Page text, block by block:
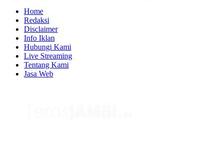
Home
Redaksi
Disclaimer
Info Iklan
Hubungi Kami
Live Streaming
Tentang Kami
Jasa Web